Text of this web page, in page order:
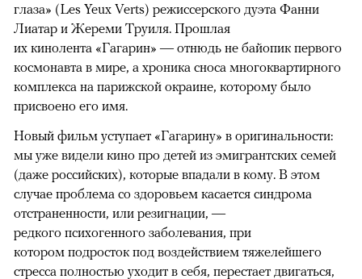
глаза» (Les Yeux Verts) режиссерского дуэта Фанни
Лиатар и Жереми Труиля. Прошлая
их кинолента «Гагарин» — отнюдь не байопик первого
космонавта в мире, а хроника сноса многоквартирного
комплекса на парижской окраине, которому было
присвоено его имя.
Новый фильм уступает «Гагарину» в оригинальности:
мы уже видели кино про детей из эмигрантских семей
(даже российских), которые впадали в кому. В этом
случае проблема со здоровьем касается синдрома
отстраненности, или резигнации, —
редкого психогенного заболевания, при
котором подросток под воздействием тяжелейшего
стресса полностью уходит в себя, перестает двигаться,